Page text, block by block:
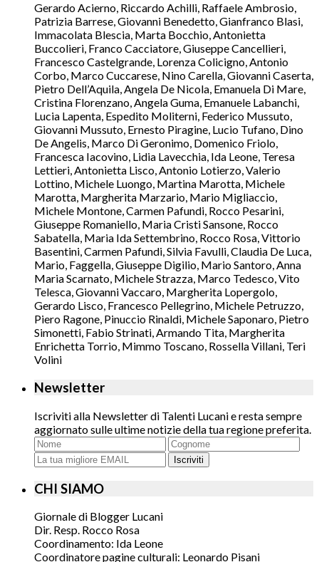
Gerardo Acierno, Riccardo Achilli, Raffaele Ambrosio,
Patrizia Barrese, Giovanni Benedetto, Gianfranco Blasi,
Immacolata Blescia, Marta Bocchio, Antonietta
Buccolieri, Franco Cacciatore, Giuseppe Cancellieri,
Francesco Castelgrande, Lorenza Colicigno, Antonio
Corbo, Marco Cuccarese, Nino Carella, Giovanni Caserta,
Pietro Dell’Aquila, Angela De Nicola, Emanuela Di Mare,
Cristina Florenzano, Angela Guma, Emanuele Labanchi,
Lucia Lapenta, Espedito Moliterni, Federico Mussuto,
Giovanni Mussuto, Ernesto Piragine, Lucio Tufano, Dino
De Angelis, Marco Di Geronimo, Domenico Friolo,
Francesca Iacovino, Lidia Lavecchia, Ida Leone, Teresa
Lettieri, Antonietta Lisco, Antonio Lotierzo, Valerio
Lottino, Michele Luongo, Martina Marotta, Michele
Marotta, Margherita Marzario, Mario Migliaccio,
Michele Montone, Carmen Pafundi, Rocco Pesarini,
Giuseppe Romaniello, Maria Cristi Sansone, Rocco
Sabatella, Maria Ida Settembrino, Rocco Rosa, Vittorio
Basentini, Carmen Pafundi, Silvia Favulli, Claudia De Luca,
Mario, Faggella, Giuseppe Digilio, Mario Santoro, Anna
Maria Scarnato, Michele Strazza, Marco Tedesco, Vito
Telesca, Giovanni Vaccaro, Margherita Lopergolo,
Gerardo Lisco, Francesco Pellegrino, Michele Petruzzo,
Piero Ragone, Pinuccio Rinaldi, Michele Saponaro, Pietro
Simonetti, Fabio Strinati, Armando Tita, Margherita
Enrichetta Torrio, Mimmo Toscano, Rossella Villani, Teri
Volini
Newsletter
Iscriviti alla Newsletter di Talenti Lucani e resta sempre
aggiornato sulle ultime notizie della tua regione preferita.
Iscriviti
CHI SIAMO
Giornale di Blogger Lucani
Dir. Resp. Rocco Rosa
Coordinamento: Ida Leone
Coordinatore pagine culturali: Leonardo Pisani